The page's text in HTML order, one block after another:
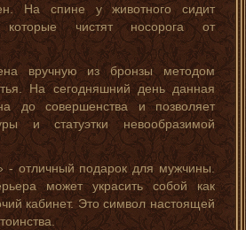
На спине у животного сидит
чистят носорога от
вручную из бронзы методом
На сегодняшний день данная
до совершенства и позволяет
и статуэтки невообразимой
- отличный подарок для мужчины.
может украсить собой как
кабинет. Это символ настоящей